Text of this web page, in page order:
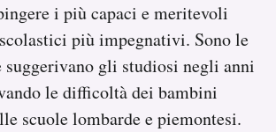
i più capaci e meritevoli
più impegnativi. Sono le
suggerivano gli studiosi negli anni
le difficoltà dei bambini
scuole lombarde e piemontesi.